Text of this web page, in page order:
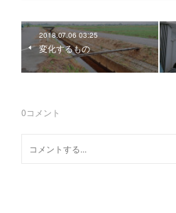
2018.07.06 03:25
変化するもの
0コメント